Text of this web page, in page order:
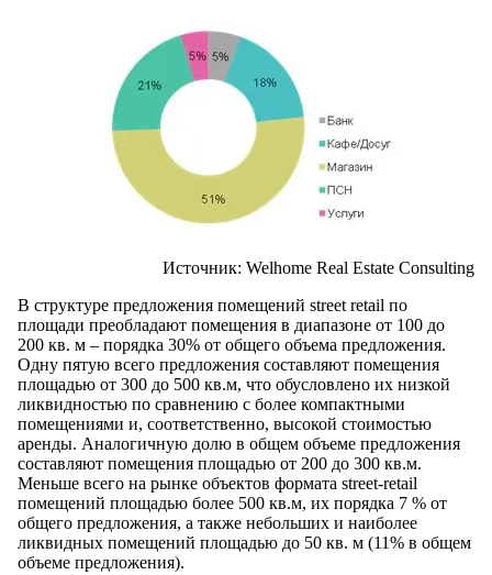
Источник: Welhome Real Estate Consulting
В структуре предложения помещений street retail по
площади преобладают помещения в диапазоне от 100 до
200 кв. м – порядка 30% от общего объема предложения.
Одну пятую всего предложения составляют помещения
площадью от 300 до 500 кв.м, что обусловлено их низкой
ликвидностью по сравнению с более компактными
помещениями и, соответственно, высокой стоимостью
аренды. Аналогичную долю в общем объеме предложения
составляют помещения площадью от 200 до 300 кв.м.
Меньше всего на рынке объектов формата street-retail
помещений площадью более 500 кв.м, их порядка 7 % от
общего предложения, а также небольших и наиболее
ликвидных помещений площадью до 50 кв. м (11% в общем
объеме предложения).